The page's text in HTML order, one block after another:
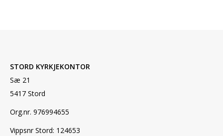
STORD KYRKJEKONTOR
Sæ 21
5417 Stord
Org.nr. 976994655
Vippsnr Stord: 124653